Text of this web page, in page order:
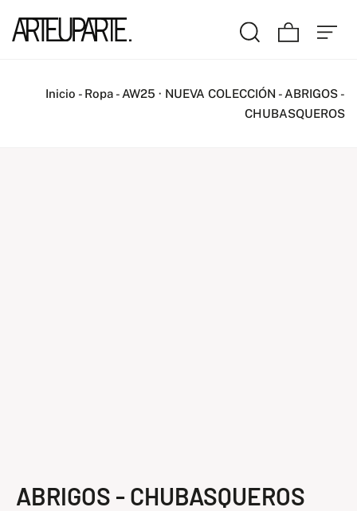
Inicio - Ropa - AW25 · NUEVA COLECCIÓN - ABRIGOS -
CHUBASQUEROS
ABRIGOS - CHUBASQUEROS